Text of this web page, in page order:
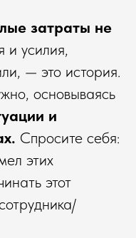
затраты не
и усилия,
— это история.
основываясь
и
Спросите себя:
этих
этот